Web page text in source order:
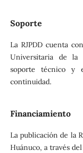
Soporte
La RJPDD cuenta
Universitaria de la
soporte técnico y
continuidad.
Financiamiento
La publicación de la
Huánuco, a través